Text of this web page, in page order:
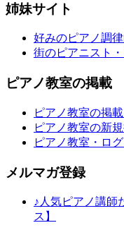
姉妹サイト
好みのピアノ調
街のピアニスト
ピアノ教室の掲載
ピアノ教室の掲
ピアノ教室の新
ピアノ教室・ロ
メルマガ登録
♪人気ピアノ講師
ス】